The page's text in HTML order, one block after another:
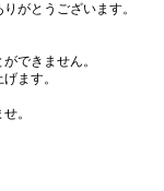
がとうございます。
できません。
ます。
。